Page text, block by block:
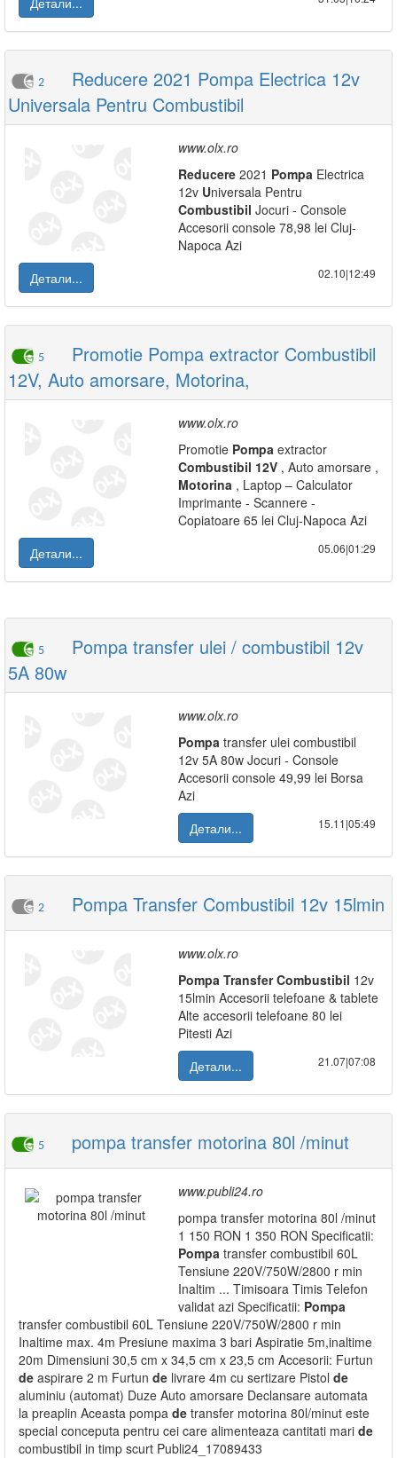
2
Reducere 2021 Pompa Electrica 12v
Universala Pentru Combustibil
www.olx.ro
Reducere 2021 Pompa Electrica
12v Universala Pentru
Combustibil Jocuri - Console
Accesorii console 78,98 lei Cluj-
Napoca Azi
Детали...
02.10|12:49
5
Promotie Pompa extractor Combustibil
12V, Auto amorsare, Motorina,
www.olx.ro
Promotie Pompa extractor
Combustibil 12V , Auto amorsare ,
Motorina , Laptop – Calculator
Imprimante - Scannere -
Copiatoare 65 lei Cluj-Napoca Azi
Детали...
05.06|01:29
5
Pompa transfer ulei / combustibil 12v
5A 80w
www.olx.ro
Pompa transfer ulei combustibil
12v 5A 80w Jocuri - Console
Accesorii console 49,99 lei Borsa
Azi
Детали...
15.11|05:49
2 Pompa Transfer Combustibil 12v 15lmin
www.olx.ro
Pompa Transfer Combustibil 12v
15lmin Accesorii telefoane & tablete
Alte accesorii telefoane 80 lei
Pitesti Azi
Детали...
21.07|07:08
5 pompa transfer motorina 80l /minut
www.publi24.ro
pompa transfer motorina 80l /minut
1 150 RON 1 350 RON Specificatii:
Pompa transfer combustibil 60L
Tensiune 220V/750W/2800 r min
Inaltim ... Timisoara Timis Telefon
validat azi Specificatii: Pompa
transfer combustibil 60L Tensiune 220V/750W/2800 r min
Inaltime max. 4m Presiune maxima 3 bari Aspiratie 5m,inaltime
20m Dimensiuni 30,5 cm x 34,5 cm x 23,5 cm Accesorii: Furtun
de aspirare 2 m Furtun de livrare 4m cu sertizare Pistol de
aluminiu (automat) Duze Auto amorsare Declansare automata
la preaplin Aceasta pompa de transfer motorina 80l/minut este
special conceputa pentru cei care alimenteaza cantitati mari de
combustibil in timp scurt Publi24_17089433